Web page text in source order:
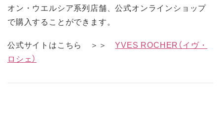
オン・ウエルシア系列店舗、公式オンラインショップ
で購入することができます。
公式サイトはこちら ＞＞YVES ROCHER（イヴ・
ロシェ）